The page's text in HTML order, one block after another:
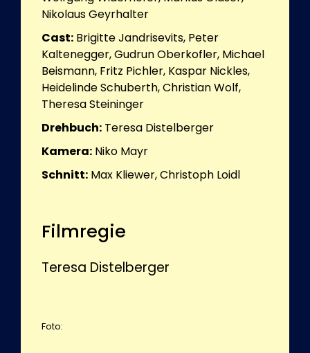
Nikolaus Geyrhalter
Cast: Brigitte Jandrisevits, Peter
Kaltenegger, Gudrun Oberkofler, Michael
Beismann, Fritz Pichler, Kaspar Nickles,
Heidelinde Schuberth, Christian Wolf,
Theresa Steininger
Drehbuch: Teresa Distelberger
Kamera: Niko Mayr
Schnitt: Max Kliewer, Christoph Loidl
Filmregie
Teresa Distelberger
Foto: